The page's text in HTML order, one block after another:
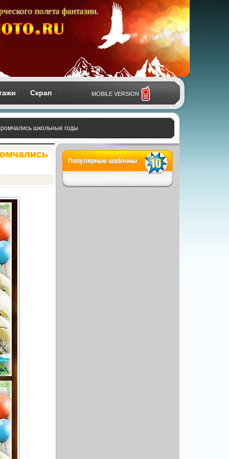
полета фантазии.
Скрап MOBILE VERSION
школьные годы
Популярные шаблоны